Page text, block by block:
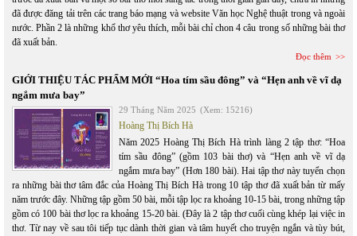
đã được đăng tải trên các trang báo mạng và website Văn học Nghệ thuật trong và ngoài
nước. Phần 2 là những khổ thơ yêu thích, mỗi bài chỉ chon 4 câu trong số những bài thơ
đã xuất bản.
Đọc thêm
GIỚI THIỆU TÁC PHẨM MỚI “Hoa tím sầu đông” và “Hẹn anh về vĩ dạ
ngắm mưa bay”
29 Tháng Năm 2025 (Xem: 15216)
Hoàng Thị Bích Hà
Năm 2025 Hoàng Thị Bích Hà trình làng 2 tập thơ: “Hoa
tím sầu đông” (gồm 103 bài thơ) và “Hẹn anh về vĩ dạ
ngắm mưa bay” (Hơn 180 bài). Hai tập thơ này tuyển chọn
ra những bài thơ tâm đắc của Hoàng Thị Bích Hà trong 10 tập thơ đã xuất bản từ mấy
năm trước đây. Những tập gồm 50 bài, mỗi tập lọc ra khoảng 10-15 bài, trong những tập
gồm có 100 bài thơ lọc ra khoảng 15-20 bài. (Đây là 2 tập thơ cuối cùng khép lại việc in
thơ. Từ nay về sau tôi tiếp tục dành thời gian và tâm huyết cho truyện ngắn và tùy bút,